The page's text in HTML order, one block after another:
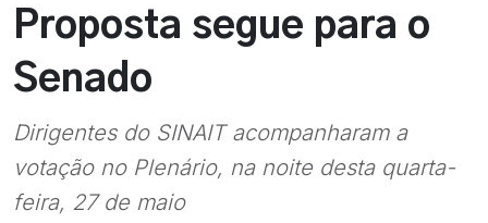
Proposta segue para o
Senado
Dirigentes do SINAIT acompanharam a
votação no Plenário, na noite desta quarta-
feira, 27 de maio